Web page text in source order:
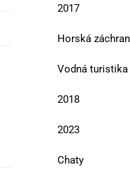
2017
Horská
Vodná turistika
2018
2023
Chaty